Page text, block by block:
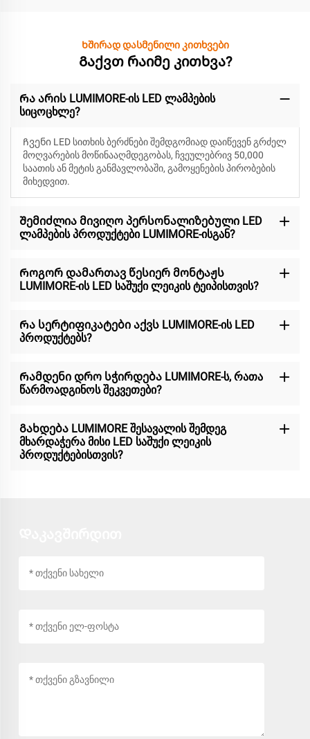
Ხშირად დასმენილი კითხვები
Გაქვთ რაიმე კითხვა?
Რა არის LUMIMORE-ის LED ლამპების
სიცოცხლე?
Ჩვენი LED სითხის ბერძნები შემდგომიად დაიწევენგრძელ
მოღვარების მოწინააღმდეგობას, ჩვეულებრივ 50,000
საათის ან მეტის განმავლობაში, გამოყენების პირობების
მიხედვით.
Შემიძლია მივიღო პერსონალიზებული LED
ლამპების პროდუქტები LUMIMORE-ისგან?
Როგორ დამართავ წესიერ მონტაჟს
LUMIMORE-ის LED საშუქი ლეიკის ტეიპისთვის?
Რა სერტიფიკატები აქვს LUMIMORE-ის LED
პროდუქტებს?
Რამდენი დრო სჭირდება LUMIMORE-ს, რათა
წარმოადგინოს შეკვეთები?
Გახდება LUMIMORE შესავალის შემდეგ
მხარდაჭერა მისი LED საშუქი ლეიკის
პროდუქტებისთვის?